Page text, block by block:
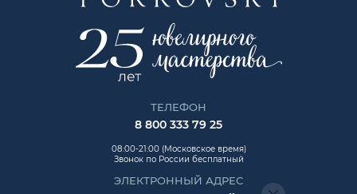
ТЕЛЕФОН
8 800 333 79 25
08:00-21:00 (Московское время)
Звонок по России бесплатный
ЭЛЕКТРОННЫЙ АДРЕС